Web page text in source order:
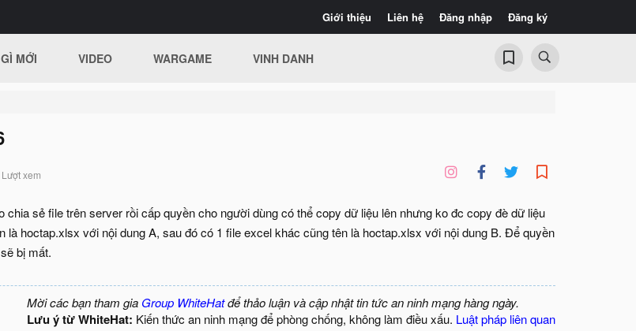
Giới thiệu Liên hệ Đăng nhập Đăng ký
MỚI VIDEO WARGAME VINH DANH
xem
sẻ file trên server rồi cấp quyền cho người dùng có thể copy dữ liệu lên nhưng ko đc copy đè dữ liệu
là hoctap.xlsx với nội dung A, sau đó có 1 file excel khác cũng tên là hoctap.xlsx với nội dung B. Để quyền
bị mất.
Mời các bạn tham gia Group WhiteHatđể thảo luận và cập nhật tin tức an ninh mạng hàng ngày.
Lưu ý từ WhiteHat: Kiến thức an ninh mạng để phòng chống, không làm điều xấu. Luật pháp liên quan